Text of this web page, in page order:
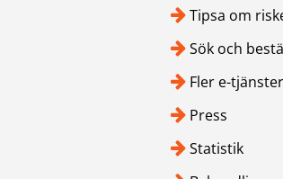
Tipsa om
Sök och
Fler e-
Press
Statistik